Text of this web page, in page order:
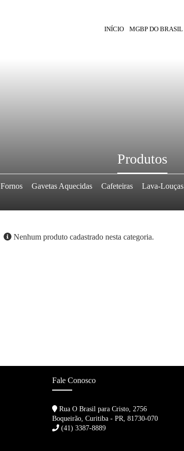
INÍCIO MGBP DO BRASIL
Produtos
Fornos Gavetas Aquecidas Cafeteiras Lava-Louças
Nenhum produto cadastrado nesta categoria.
Fale Conosco
Rua O Brasil para Cristo, 2756
Boqueirão, Curitiba - PR, 81730-070
(41) 3387-8889